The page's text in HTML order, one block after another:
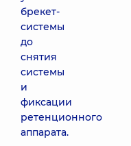
брекет-
системы
до
снятия
системы
и
фиксации
ретенционного
аппарата.